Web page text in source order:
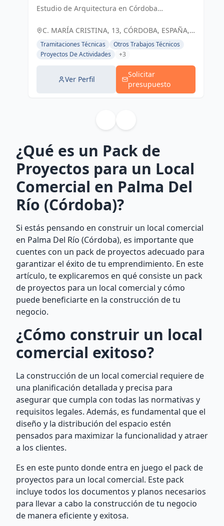
ARQUITECTURA S.L.P.
Estudio de Arquitectura en Córdoba
C. MARÍA CRISTINA, 13, CÓRDOBA, ESPAÑA,
España
Tramitaciones Técnicas
Otros Trabajos Técnicos
Proyectos De Actividades
+3
Ver Perfil
Solicitar
presupuesto
¿Qué es un Pack de
Proyectos para un Local
Comercial en Palma Del
Río (Córdoba)?
Si estás pensando en construir un local comercial
en Palma Del Río (Córdoba), es importante que
cuentes con un pack de proyectos adecuado para
garantizar el éxito de tu emprendimiento. En este
artículo, te explicaremos en qué consiste un pack
de proyectos para un local comercial y cómo
puede beneficiarte en la construcción de tu
negocio.
¿Cómo construir un local
comercial exitoso?
La construcción de un local comercial requiere de
una planificación detallada y precisa para
asegurar que cumpla con todas las normativas y
requisitos legales. Además, es fundamental que el
diseño y la distribución del espacio estén
pensados para maximizar la funcionalidad y atraer
a los clientes.
Es en este punto donde entra en juego el pack de
proyectos para un local comercial. Este pack
incluye todos los documentos y planos necesarios
para llevar a cabo la construcción de tu negocio
de manera eficiente y exitosa.